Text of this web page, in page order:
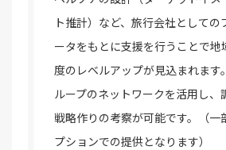
ト推計）など、旅行会社としての
ータをもとに支援を行うことで地
度のレベルアップが見込まれます
ループのネットワークを活用し、
戦略作りの考察が可能です。（一
プションでの提供となります）